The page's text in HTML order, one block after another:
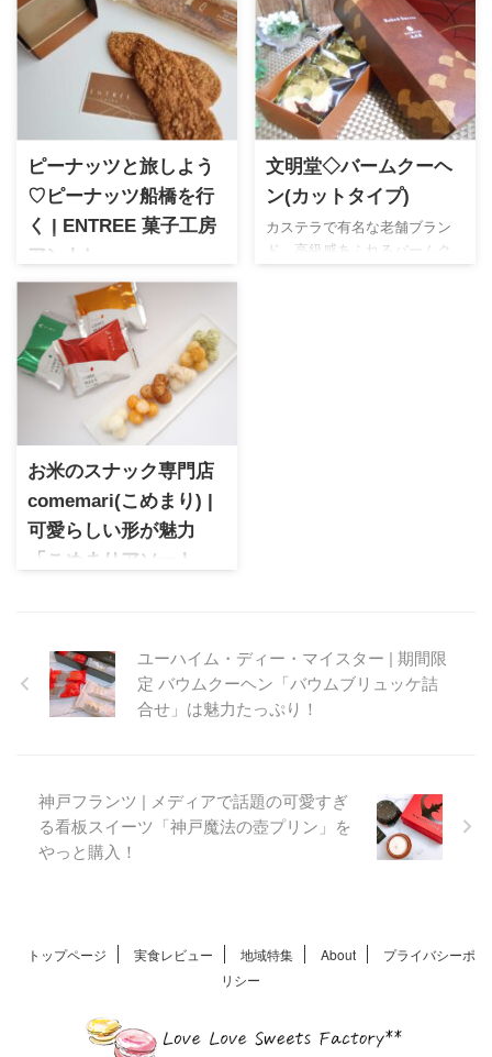
ピーナッツと旅しよう
♡ピーナッツ船橋を行
く | ENTREE 菓子工房
アントレ
1971年創業のアントレは地域
素材を活かした商品が魅力
的。特にピーナッツパイが評
判。八街産ピーナッツを使用
し、香ばしく、程よい良い甘
さが特徴。船橋みやげにおす
文明堂◇バームクーヘ
ン(カットタイプ)
カステラで有名な老舗ブラン
ド。高級感あふれるバームク
ーヘンは年代を問わず様々な
お米のスナック専門店
comemari(こめまり) |
可愛らしい形が魅力
「こめまりアソート」
目のキュートさで話題の阪急
限定ブランド。個包装で食べ
やすく手土産や贈り物として
ユーハイム・ディー・マイスター | 期間限
定 バウムクーヘン「バウムブリュッケ詰
合せ」は魅力たっぷり！
神戸フランツ | メディアで話題の可愛すぎ
る看板スイーツ「神戸魔法の壺プリン」を
やっと購入！
トップページ 実食レビュー 地域特集 About
プライバシーポ
リシー